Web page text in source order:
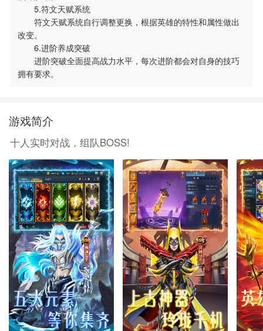
5.符文天赋系统
符文天赋系统自行调整更换，根据英雄的特性和属性做出
改变。
6.进阶养成突破
进阶突破全面提高战力水平，每次进阶都会对自身的技巧
拥有要求。
游戏简介
十人实时对战，组队BOSS!